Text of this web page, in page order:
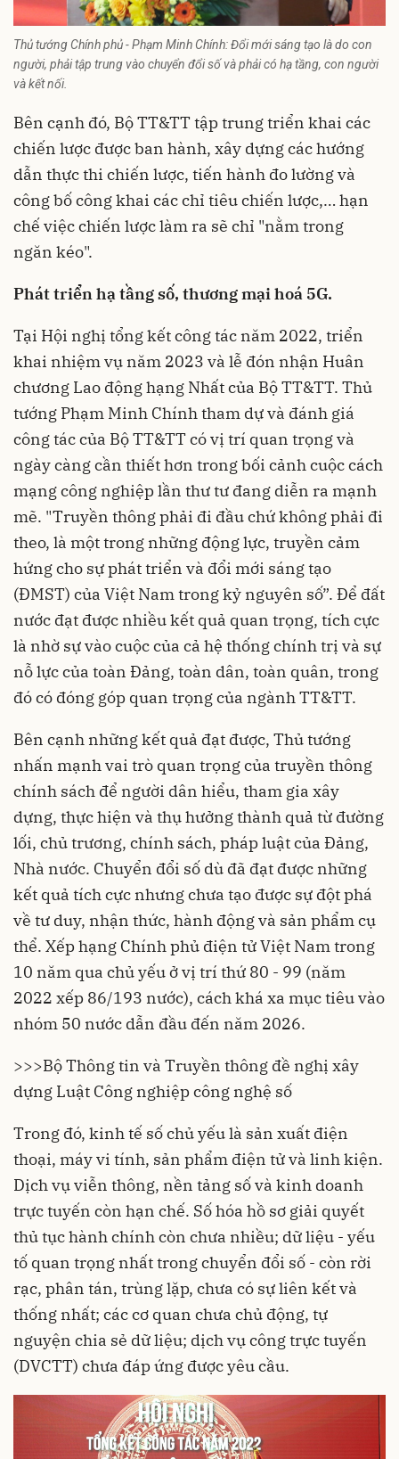
Thủ tướng Chính phủ - Phạm Minh Chính: Đổi mới sáng tạo là do con
người, phải tập trung vào chuyển đổi số và phải có hạ tầng, con người
và kết nối.
Bên cạnh đó, Bộ TT&TT tập trung triển khai các
chiến lược được ban hành, xây dựng các hướng
dẫn thực thi chiến lược, tiến hành đo lường và
công bố công khai các chỉ tiêu chiến lược,… hạn
chế việc chiến lược làm ra sẽ chỉ "nằm trong
ngăn kéo".
Phát triển hạ tầng số, thương mại hoá 5G.
Tại Hội nghị tổng kết công tác năm 2022, triển
khai nhiệm vụ năm 2023 và lễ đón nhận Huân
chương Lao động hạng Nhất của Bộ TT&TT. Thủ
tướng Phạm Minh Chính tham dự và đánh giá
công tác của Bộ TT&TT có vị trí quan trọng và
ngày càng cần thiết hơn trong bối cảnh cuộc cách
mạng công nghiệp lần thư tư đang diễn ra mạnh
mẽ. "Truyền thông phải đi đầu chứ không phải đi
theo, là một trong những động lực, truyền cảm
hứng cho sự phát triển và đổi mới sáng tạo
(ĐMST) của Việt Nam trong kỷ nguyên số”. Để đất
nước đạt được nhiều kết quả quan trọng, tích cực
là nhờ sự vào cuộc của cả hệ thống chính trị và sự
nỗ lực của toàn Đảng, toàn dân, toàn quân, trong
đó có đóng góp quan trọng của ngành TT&TT.
Bên cạnh những kết quả đạt được, Thủ tướng
nhấn mạnh vai trò quan trọng của truyền thông
chính sách để người dân hiểu, tham gia xây
dựng, thực hiện và thụ hưởng thành quả từ đường
lối, chủ trương, chính sách, pháp luật của Đảng,
Nhà nước. Chuyển đổi số dù đã đạt được những
kết quả tích cực nhưng chưa tạo được sự đột phá
về tư duy, nhận thức, hành động và sản phẩm cụ
thể. Xếp hạng Chính phủ điện tử Việt Nam trong
10 năm qua chủ yếu ở vị trí thứ 80 - 99 (năm
2022 xếp 86/193 nước), cách khá xa mục tiêu vào
nhóm 50 nước dẫn đầu đến năm 2026.
>>>Bộ Thông tin và Truyền thông đề nghị xây
dựng Luật Công nghiệp công nghệ số
Trong đó, kinh tế số chủ yếu là sản xuất điện
thoại, máy vi tính, sản phẩm điện tử và linh kiện.
Dịch vụ viễn thông, nền tảng số và kinh doanh
trực tuyến còn hạn chế. Số hóa hồ sơ giải quyết
thủ tục hành chính còn chưa nhiều; dữ liệu - yếu
tố quan trọng nhất trong chuyển đổi số - còn rời
rạc, phân tán, trùng lặp, chưa có sự liên kết và
thống nhất; các cơ quan chưa chủ động, tự
nguyện chia sẻ dữ liệu; dịch vụ công trực tuyến
(DVCTT) chưa đáp ứng được yêu cầu.